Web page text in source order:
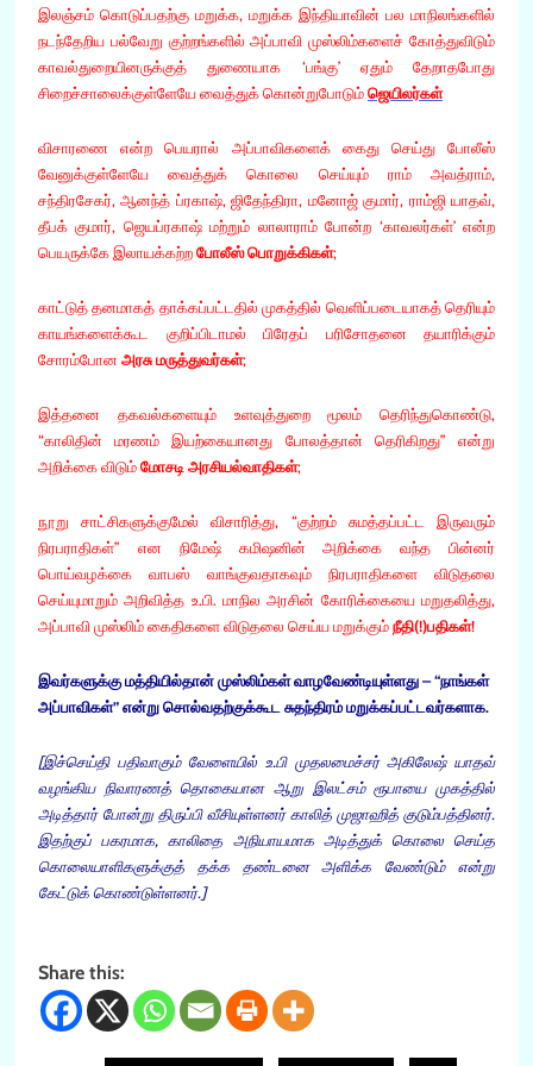
இலஞ்சம் கொடுப்பதற்கு மறுக்க, மறுக்க இந்தியாவின் பல மாநிலங்களில்
நடந்தேறிய பல்வேறு குற்றங்களில் அப்பாவி முஸ்லிம்களைச் கோத்துவிடும்
காவல்துறையினருக்குத் துணையாக ‘பங்கு’ ஏதும் தேறாதபோது
சிறைச்சாலைக்குள்ளேயே வைத்துக் கொன்றுபோடும்ஜெயிலர்கள்
விசாரணை என்ற பெயரால் அப்பாவிகளைக் கைது செய்து போலீஸ்
வேனுக்குள்ளேயே வைத்துக் கொலை செய்யும் ராம் அவத்ராம்,
சந்திரசேகர், ஆனந்த் ப்ரகாஷ், ஜிதேந்திரா, மனோஜ் குமார், ராம்ஜி யாதவ்,
தீபக் குமார், ஜெயப்ரகாஷ் மற்றும் லாலாராம் போன்ற ‘காவலர்கள்’ என்ற
பெயருக்கே இலாயக்கற்றபோலீஸ் பொறுக்கிகள்;
காட்டுத் தனமாகத் தாக்கப்பட்டதில் முகத்தில் வெளிப்படையாகத் தெரியும்
காயங்களைக்கூட குறிப்பிடாமல் பிரேதப் பரிசோதனை தயாரிக்கும்
சோரம்போன அரசு மருத்துவர்கள்;
இத்தனை தகவல்களையும் உளவுத்துறை மூலம் தெரிந்துகொண்டு,
“காலிதின் மரணம் இயற்கையானது போலத்தான் தெரிகிறது” என்று
அறிக்கை விடும்மோசடி அரசியல்வாதிகள்;
நூறு சாட்சிகளுக்குமேல் விசாரித்து, “குற்றம் சுமத்தப்பட்ட இருவரும்
நிரபராதிகள்” என நிமேஷ் கமிஷனின் அறிக்கை வந்த பின்னர்
பொய்வழக்கை வாபஸ் வாங்குவதாகவும் நிரபராதிகளை விடுதலை
செய்யுமாறும் அறிவித்த உ.பி. மாநில அரசின் கோரிக்கையை மறுதலித்து,
அப்பாவி முஸ்லிம் கைதிகளை விடுதலை செய்ய மறுக்கும்நீதி(!)பதிகள்!
இவர்களுக்கு மத்தியில்தான் முஸ்லிம்கள் வாழவேண்டியுள்ளது – “நாங்கள்
அப்பாவிகள்” என்று சொல்வதற்குக்கூட சுதந்திரம் மறுக்கப்பட்டவர்களாக.
[இச்செய்தி பதிவாகும் வேளையில் உ.பி முதலமைச்சர் அகிலேஷ் யாதவ்
வழங்கிய நிவாரணத் தொகையான ஆறு இலட்சம் ரூபாயை முகத்தில்
அடித்தார் போன்று திருப்பி வீசியுள்ளனர் காலித் முஜாஹித் குடும்பத்தினர்.
இதற்குப் பகரமாக, காலிதை அநியாயமாக அடித்துக் கொலை செய்த
கொலையாளிகளுக்குத் தக்க தண்டனை அளிக்க வேண்டும் என்று
கேட்டுக் கொண்டுள்ளனர்.]
Share this: